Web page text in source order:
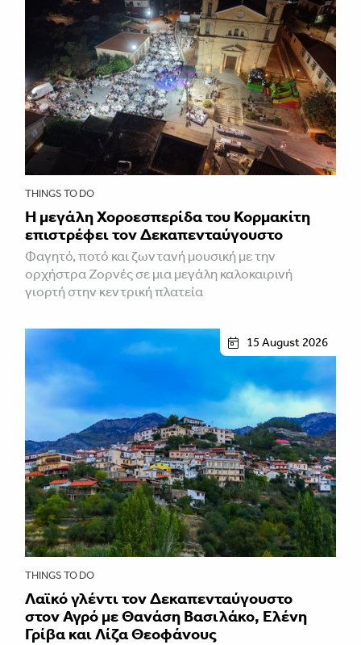
THINGS TO DO
Η μεγάλη Χοροεσπερίδα του Κορμακίτη
επιστρέφει τον Δεκαπενταύγουστο
Φαγητό, ποτό και ζωντανή μουσική με την
ορχήστρα Ζορνές σε μια μεγάλη καλοκαιρινή
γιορτή στην κεντρική πλατεία
15 August 2026
THINGS TO DO
Λαϊκό γλέντι τον Δεκαπενταύγουστο
στον Αγρό με Θανάση Βασιλάκο, Ελένη
Γρίβα και Λίζα Θεοφάνους